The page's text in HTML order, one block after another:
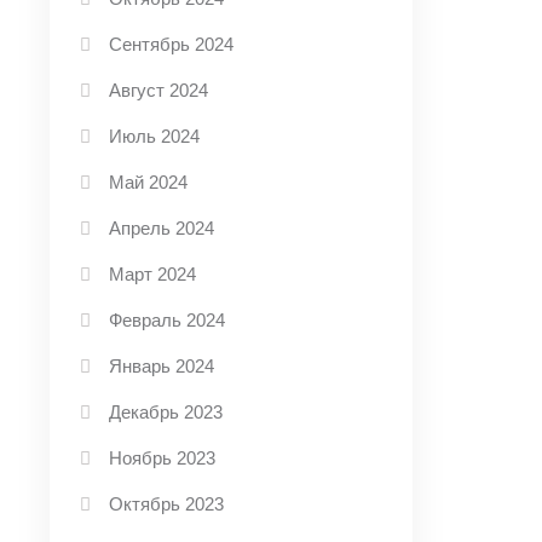
Сентябрь 2024
Август 2024
Июль 2024
Май 2024
Апрель 2024
Март 2024
Февраль 2024
Январь 2024
Декабрь 2023
Ноябрь 2023
Октябрь 2023